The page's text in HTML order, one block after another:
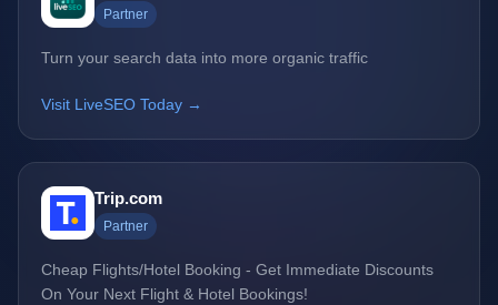
Partner
Turn your search data into more organic traffic
Visit LiveSEO Today →
Trip.com
Partner
Cheap Flights/Hotel Booking - Get Immediate Discounts
On Your Next Flight & Hotel Bookings!